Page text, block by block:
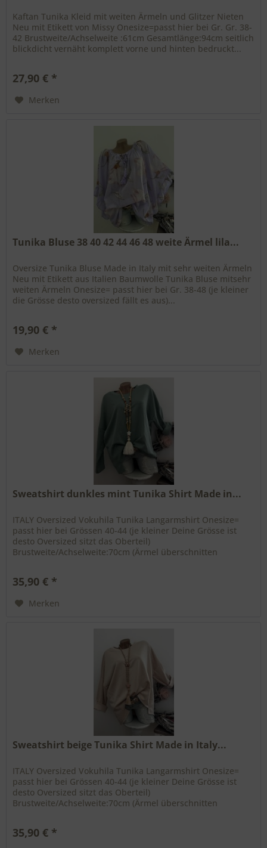
Kaftan Tunika Kleid mit weiten Ärmeln und Glitzer Nieten
Neu mit Etikett von Missy Onesize=passt hier bei Gr. Gr. 38-
42 Brustweite/Achselweite :61cm Gesamtlänge:94cm seitlich
blickdicht vernäht komplett vorne und hinten bedruckt...
27,90 € *
Merken
Tunika Bluse 38 40 42 44 46 48 weite Ärmel lila...
Oversize Tunika Bluse Made in Italy mit sehr weiten Ärmeln
Neu mit Etikett aus Italien Baumwolle Tunika Bluse mitsehr
weiten Ärmeln Onesize= passt hier bei Gr. 38-48 (je kleiner
die Grösse desto oversized fällt es aus)...
19,90 € *
Merken
Sweatshirt dunkles mint Tunika Shirt Made in...
ITALY Oversized Vokuhila Tunika Langarmshirt Onesize=
passt hier bei Grössen 40-44 (je kleiner Deine Grösse ist
desto Oversized sitzt das Oberteil)
Brustweite/Achselweite:70cm (Ärmel überschnitten
35,90 € *
Merken
Sweatshirt beige Tunika Shirt Made in Italy...
ITALY Oversized Vokuhila Tunika Langarmshirt Onesize=
passt hier bei Grössen 40-44 (je kleiner Deine Grösse ist
desto Oversized sitzt das Oberteil)
Brustweite/Achselweite:70cm (Ärmel überschnitten
35,90 € *